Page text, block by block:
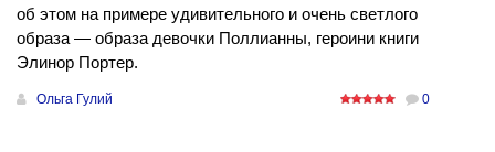
об этом на примере удивительного и очень светлого
образа — образа девочки Поллианны, героини книги
Элинор Портер.
Ольга Гулий 0